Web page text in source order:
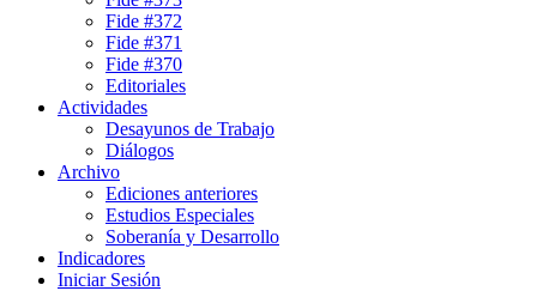
Fide #372
Fide #371
Fide #370
Editoriales
Actividades
Desayunos de Trabajo
Diálogos
Archivo
Ediciones anteriores
Estudios Especiales
Soberanía y Desarrollo
Indicadores
Iniciar Sesión